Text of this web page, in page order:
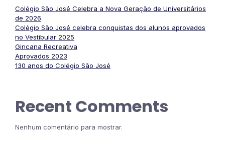
Colégio São José Celebra a Nova Geração de Universitários
de 2026
Colégio São José celebra conquistas dos alunos aprovados
no Vestibular 2025
Gincana Recreativa
Aprovados 2023
130 anos do Colégio São José
Recent Comments
Nenhum comentário para mostrar.